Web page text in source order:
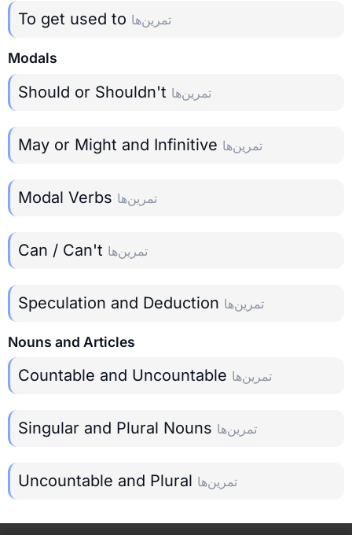
To get used to تمرین‌ها
Modals
Should or Shouldn't تمرین‌ها
May or Might and Infinitive تمرین‌ها
Modal Verbs تمرین‌ها
Can / Can't تمرین‌ها
Speculation and Deduction تمرین‌ها
Nouns and Articles
Countable and Uncountable تمرین‌ها
Singular and Plural Nouns تمرین‌ها
Uncountable and Plural تمرین‌ها